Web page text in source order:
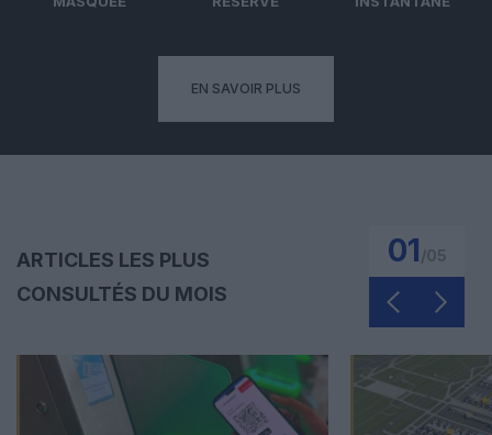
EN SAVOIR PLUS
ARTICLES LES PLUS
CONSULTÉS DU MOIS
01